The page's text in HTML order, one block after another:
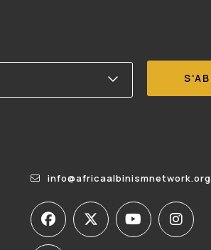
info@africaalbinismnetwork.org